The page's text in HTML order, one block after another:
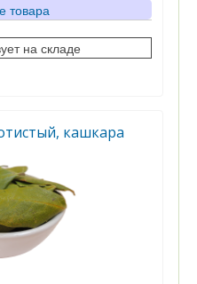
товара
на складе
кашкара